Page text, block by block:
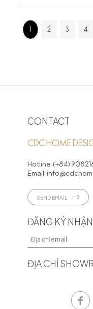
1 2 3 4
CONTACT
CDC HOME
Hotline: (+84)
Email:
SEND EMAIL
ĐĂNG KÝ
ĐỊA CHỈ